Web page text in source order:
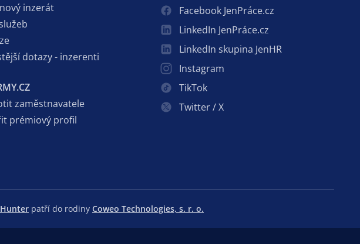
inzerát
dotazy - inzerenti
zaměstnavatele
prémiový profil
Facebook JenPráce.cz
LinkedIn JenPráce.cz
LinkedIn skupina JenHR
Instagram
TikTok
Twitter / X
patří do rodiny Coweo Technologies, s. r. o.